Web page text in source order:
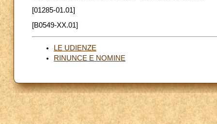
[01285-01.01]
[B0549-XX.01]
LE UDIENZE
RINUNCE E NOMINE